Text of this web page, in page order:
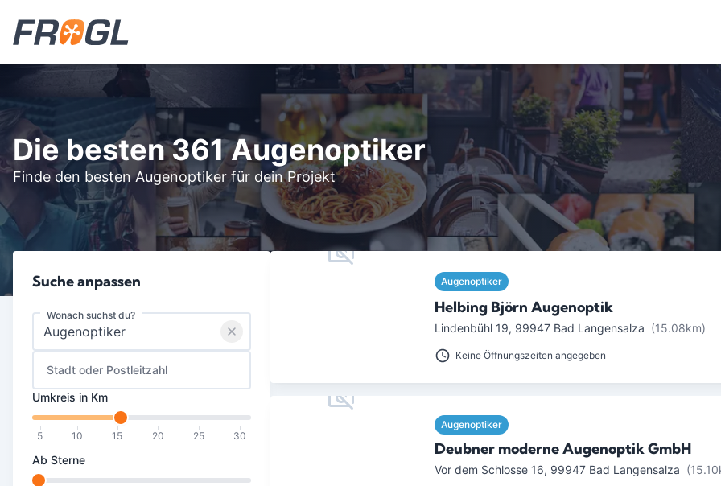
Die besten 361 Augenoptiker
Finde den besten Augenoptiker für dein Projekt
Suche anpassen
Wonach suchst du?
Stadt oder Postleitzahl
Umkreis in Km
5 10 15 20 25 30
Ab Sterne
Augenoptiker
Helbing Björn Augenoptik
Lindenbühl 19, 99947 Bad Langensalza (15.08km)
Keine Öffnungszeiten angegeben
Augenoptiker
Deubner moderne Augenoptik GmbH
Vor dem Schlosse 16, 99947 Bad Langensalza